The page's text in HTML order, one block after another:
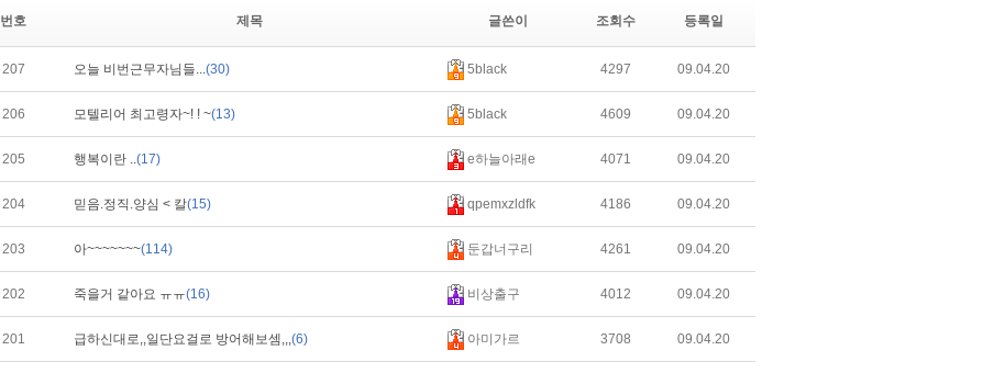
번호 제목 글쓴이 조회수 등록일
207 오늘 비번근무자님들...(30) 5black 4297 09.04.20
206 모텔리어 최고령자~! ! ~(13) 5black 4609 09.04.20
205 행복이란 ..(17) e하늘아래e 4071 09.04.20
204 믿음.정직.양심 < 칼(15) qpemxzldfk 4186 09.04.20
203 아~~~~~~~(114) 둔갑너구리 4261 09.04.20
202 죽을거 같아요 ㅠㅠ(16) 비상출구 4012 09.04.20
201 급하신대로,,일단요걸로 방어해보셈,,,(6) 아미가르 3708 09.04.20